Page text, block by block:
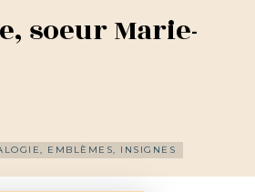
soeur Marie-
EMBLÈMES, INSIGNES